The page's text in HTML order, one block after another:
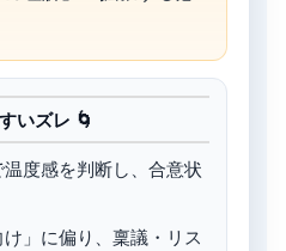
いズレ 🌀
度感を判断し、合意状
」に偏り、稟議・リス